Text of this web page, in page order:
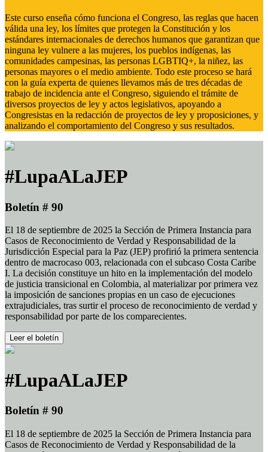
Este curso enseña cómo funciona el Congreso, las reglas que hacen
válida una ley, los límites que protegen la Constitución y los
estándares internacionales de derechos humanos que garantizan que
ninguna ley vulnere a las mujeres, los pueblos indígenas, las
comunidades campesinas, las personas LGBTIQ+, la niñez, las
personas mayores o el medio ambiente. Todo este proceso se hará
con la guía experta de quienes llevamos más de tres décadas de
trabajo de incidencia ante el Congreso, siguiendo el trámite de
diversos proyectos de ley y actos legislativos, apoyando a
Congresistas en la redacción de proyectos de ley y proposiciones, y
analizando el comportamiento del Congreso y sus resultados.
#LupaALaJEP
Boletín # 90
El 18 de septiembre de 2025 la Sección de Primera Instancia para
Casos de Reconocimiento de Verdad y Responsabilidad de la
Jurisdicción Especial para la Paz (JEP) profirió la primera sentencia
dentro de macrocaso 003, relacionada con el subcaso Costa Caribe
I. La decisión constituye un hito en la implementación del modelo
de justicia transicional en Colombia, al materializar por primera vez
la imposición de sanciones propias en un caso de ejecuciones
extrajudiciales, tras surtir el proceso de reconocimiento de verdad y
responsabilidad por parte de los comparecientes.
Leer el boletín
#LupaALaJEP
Boletín # 90
El 18 de septiembre de 2025 la Sección de Primera Instancia para
Casos de Reconocimiento de Verdad y Responsabilidad de la